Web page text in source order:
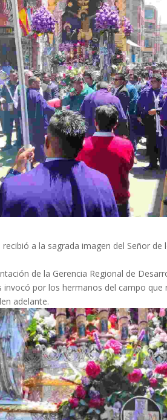
a la sagrada imagen del Señor
de la Gerencia Regional de
por los hermanos del campo
adelante.